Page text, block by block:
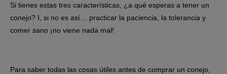
Si tienes estas tres características, ¿a qué esperas a tener un
conejo? I, si no es así… practicar la paciencia, la tolerancia y
comer sano ¡no viene nada mal!
Para saber todas las cosas útiles antes de comprar un conejo,